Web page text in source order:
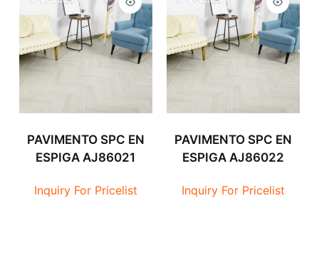
PAVIMENTO SPC EN
ESPIGA AJ86021
Inquiry For Pricelist
PAVIMENTO SPC EN
ESPIGA AJ86022
Inquiry For Pricelist